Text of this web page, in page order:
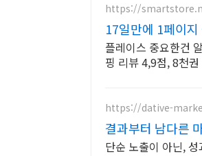
https://
17일만에 1페이
플레이스 중요한건
핑 리뷰 4,9점, 8천
https://dative-
결과부터 남다른
단순 노출이 아닌,